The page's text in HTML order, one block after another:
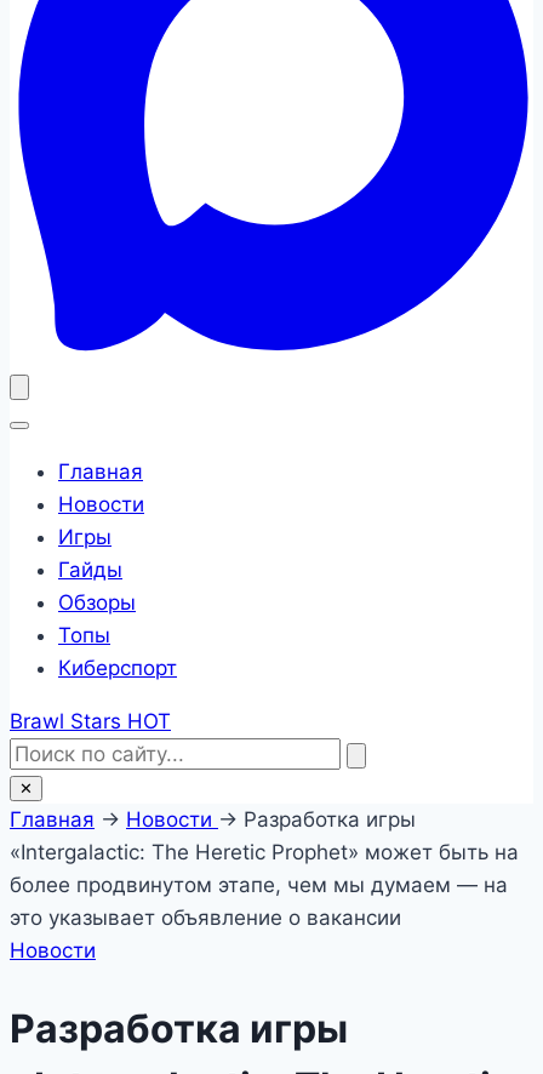
Главная
Новости
Игры
Гайды
Обзоры
Топы
Киберспорт
Brawl Stars HOT
✕
Главная → Новости → Разработка игры
«Intergalactic: The Heretic Prophet» может быть на
более продвинутом этапе, чем мы думаем — на
это указывает объявление о вакансии
Новости
Разработка игры